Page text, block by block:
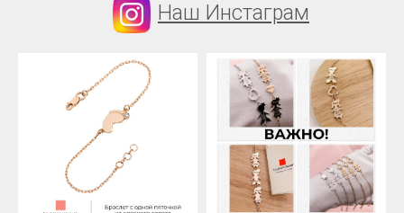
Наш Инстаграм